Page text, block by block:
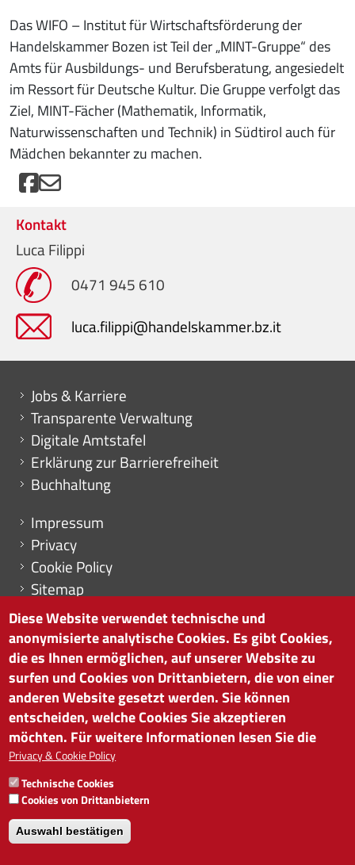
Das WIFO – Institut für Wirtschaftsförderung der
Handelskammer Bozen ist Teil der „MINT-Gruppe“ des
Amts für Ausbildungs- und Berufsberatung, angesiedelt
im Ressort für Deutsche Kultur. Die Gruppe verfolgt das
Ziel, MINT-Fächer (Mathematik, Informatik,
Naturwissenschaften und Technik) in Südtirol auch für
Mädchen bekannter zu machen.
Kontakt
Luca Filippi
0471 945 610
luca.filippi@handelskammer.bz.it
Mini menu di servizio
Jobs & Karriere
Transparente Verwaltung
Digitale Amtstafel
Erklärung zur Barrierefreiheit
Buchhaltung
Menu footer
Impressum
Privacy
Cookie Policy
Sitemap
Cookie-Einstellungen
HANDELSKAMMER BOZEN
Südtiroler Straße 60 | I-39100 Bozen
Tel. 0471 945 511 |info@handelskammer.bz.it
MwSt.-Nr.: 00376420212
INSTITUT FÜR WIRTSCHAFTSFÖRDERUNG
MwSt.-Nr.: 01716880214
Diese Website verwendet technische und
anonymisierte analytische Cookies. Es gibt Cookies,
die es Ihnen ermöglichen, auf unserer Website zu
surfen und Cookies von Drittanbietern, die von einer
anderen Website gesetzt werden. Sie können
entscheiden, welche Cookies Sie akzeptieren
möchten. Für weitere Informationen lesen Sie die
Privacy & Cookie Policy
Technische Cookies
Cookies von Drittanbietern
Auswahl bestätigen